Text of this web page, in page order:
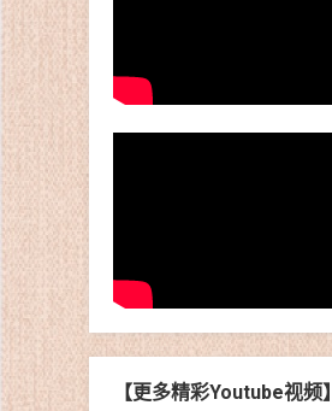
【更多精彩Youtube视频】